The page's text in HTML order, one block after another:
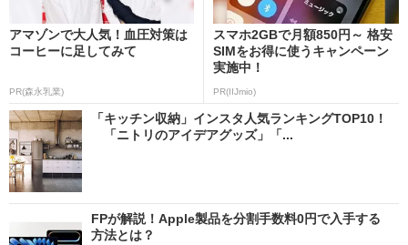
アマゾンで大人気！血圧対策は
コーヒーに足してみて
PR(森永乳業)
スマホ2GBで月額850円～ 格安
SIMをお得に使うキャンペーン
実施中！
PR(IIJmio)
「キッチン収納」インスタ人気ランキングTOP10！
「ニトリのアイデアグッズ」「...
FPが解説！Apple製品を分割手数料0円で入手する
方法とは？